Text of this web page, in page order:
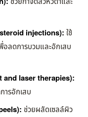
injections): ใช้
อลดการบวมและอักเสบ
and laser therapies):
ารอักเสบ
ช่วยผลัดเซลล์ผิว